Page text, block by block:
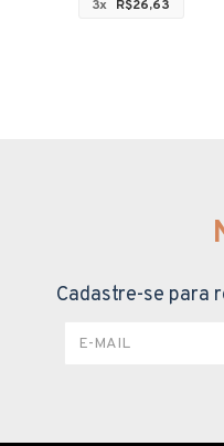
3x R$26,63
Cadastre-se para